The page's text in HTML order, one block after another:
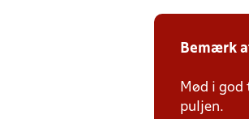
Bemærk
Mød i
puljen.